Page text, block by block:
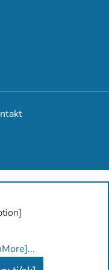
...